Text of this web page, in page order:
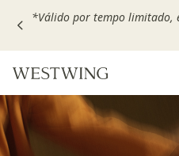
Escolha seu VOUCHER e